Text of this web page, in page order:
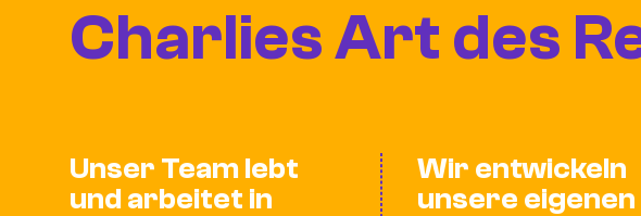
Charlies Art des
Unser Team lebt
und arbeitet in
Wir entwickeln
unsere eigenen